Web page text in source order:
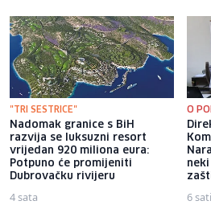
"TRI SESTRICE"
Nadomak granice s BiH
razvija se luksuzni resort
vrijedan 920 miliona eura:
Potpuno će promijeniti
Dubrovačku rivijeru
4 sata
O
6 sati